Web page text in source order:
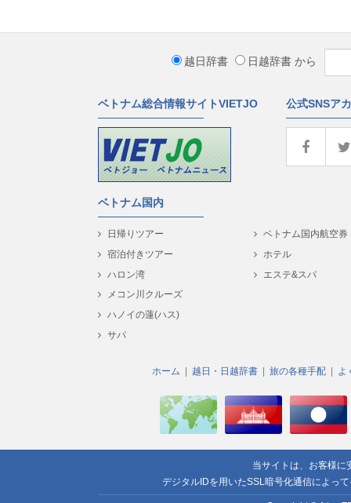
越日辞書 日越辞書 から
ベトナム総合情報サイトVIETJO 公式SNSア
ベトナム国内
日帰りツアー
宿泊付きツアー
ハロン湾
メコン川クルーズ
ハノイの蓮(ハス)
サパ
ベトナム国内航空券
ホテル
エステ&スパ
ホーム 越日・日越辞書 旅の各種手配 よ
当サイトは、お客様に
デジタルIDを用いたSSL暗号化通信によっ